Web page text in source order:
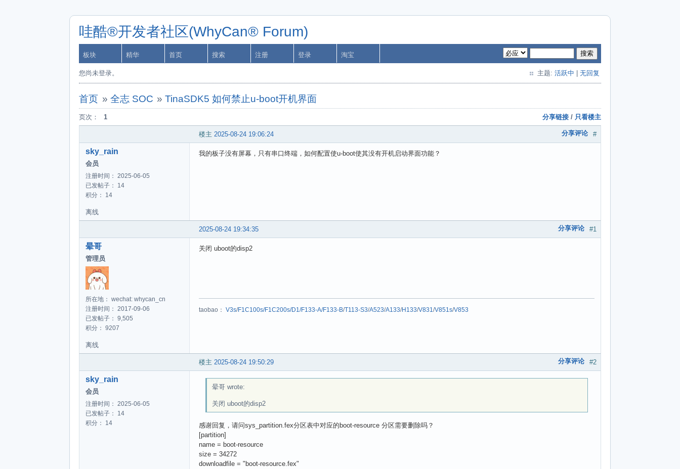
哇酷®开发者社区(WhyCan® Forum)
板块 精华 首页 搜索 注册 登录 淘宝 搜索
您尚未登录。 主题: 活跃中 无回复
首页 » 全志 SOC »TinaSDK5 如何禁止u-boot开机界面
页次： 1 分享链接 / 只看楼主
楼主 #
2025-08-24 19:06:24 分享评论
sky_rain
会员
注册时间： 2025-06-05
已发帖子： 14
积分： 14
我的板子没有屏幕，只有串口终端，如何配置使u-boot使其没有开机启动界面功能？
离线
#1
2025-08-24 19:34:35 分享评论
晕哥
管理员
所在地： wechat: whycan_cn
注册时间： 2017-09-06
已发帖子： 9,505
积分： 9207
关闭 uboot的disp2
taobao： V3s/F1C100s/F1C200s/D1/F133-A/F133-B/T113-S3/A523/A133/H133/V831/V851s/V853
离线
楼主 #2
2025-08-24 19:50:29 分享评论
sky_rain
会员
注册时间： 2025-06-05
已发帖子： 14
积分： 14
晕哥 wrote:
关闭 uboot的disp2
感谢回复，请问sys_partition.fex分区表中对应的boot-resource 分区需要删除吗？
[partition]
name = boot-resource
size = 34272
downloadfile = "boot-resource.fex"